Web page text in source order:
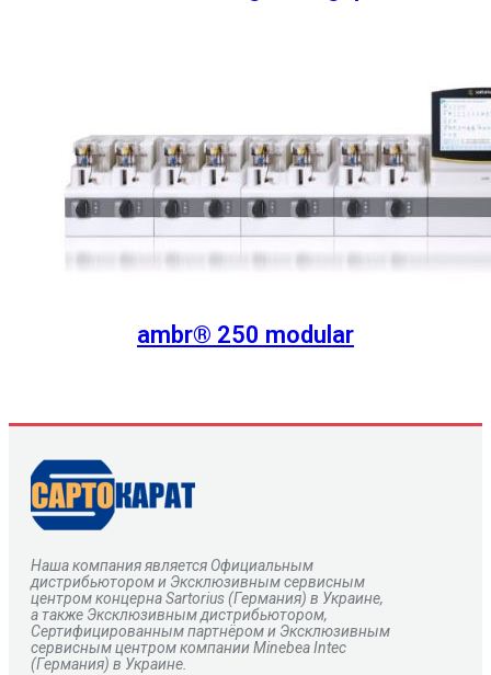
ambr® 250 modular
Наша компания является Официальным
дистрибьютором и Эксклюзивным сервисным
центромконцернаSartorius(Германия) в Украине,
а также Эксклюзивным дистрибьютором,
Сертифицированным партнёром и Эксклюзивным
сервисным центром компании Minebea Intec
(Германия) в Украине.